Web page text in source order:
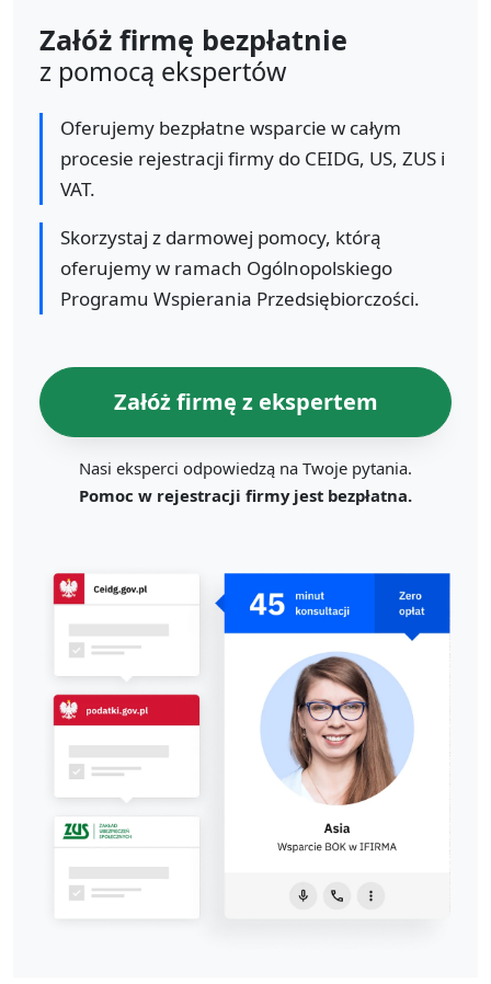
Załóż firmę bezpłatnie
z pomocą ekspertów
Oferujemy bezpłatne wsparcie w całym
procesie rejestracji firmy do CEIDG, US, ZUS i
VAT.
Skorzystaj z darmowej pomocy, którą
oferujemy w ramach Ogólnopolskiego
Programu Wspierania Przedsiębiorczości.
Załóż firmę z ekspertem
Nasi eksperci odpowiedzą na Twoje pytania.
Pomoc w rejestracji firmy jest bezpłatna.